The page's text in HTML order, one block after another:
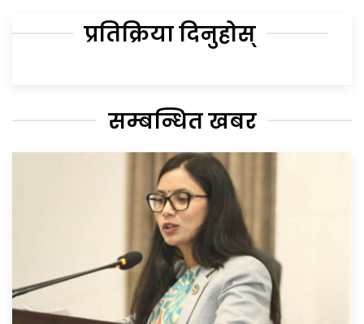
प्रतिक्रिया दिनुहोस्
सम्बन्धित खबर